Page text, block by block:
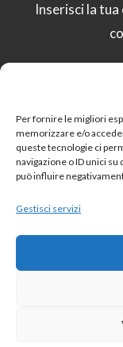
Per fornire le migliori
memorizzare e/o
queste tecnologie ci
navigazione o ID unici
può influire
Gestisci servizi
Inserisci la
Procedendo